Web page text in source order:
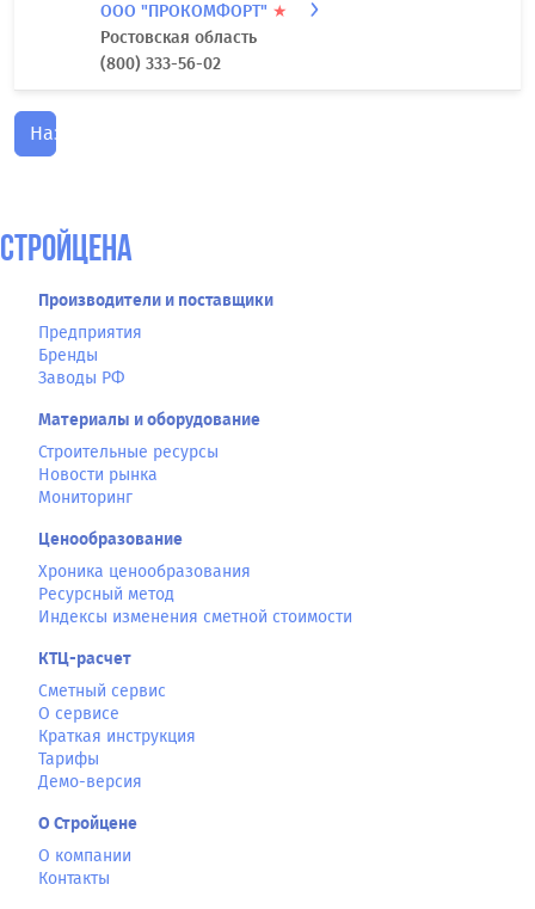
ООО "ПРОКОМФОРТ" ★
Ростовская область
(800) 333-56-02
Назад
СтройЦена
Производители и поставщики
Предприятия
Бренды
Заводы РФ
Материалы и оборудование
Строительные ресурсы
Новости рынка
Мониторинг
Ценообразование
Хроника ценообразования
Ресурсный метод
Индексы изменения сметной стоимости
КТЦ-расчет
Сметный сервис
О сервисе
Краткая инструкция
Тарифы
Демо-версия
О Стройцене
О компании
Контакты